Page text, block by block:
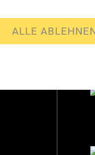
Partner
ALLE